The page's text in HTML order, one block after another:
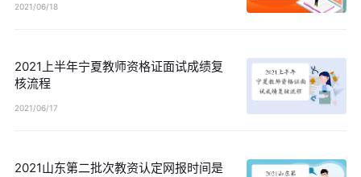
2021/06/18
2021上半年宁夏教师资格证面试成绩复
核流程
2021/06/17
2021山东第二批次教资认定网报时间是